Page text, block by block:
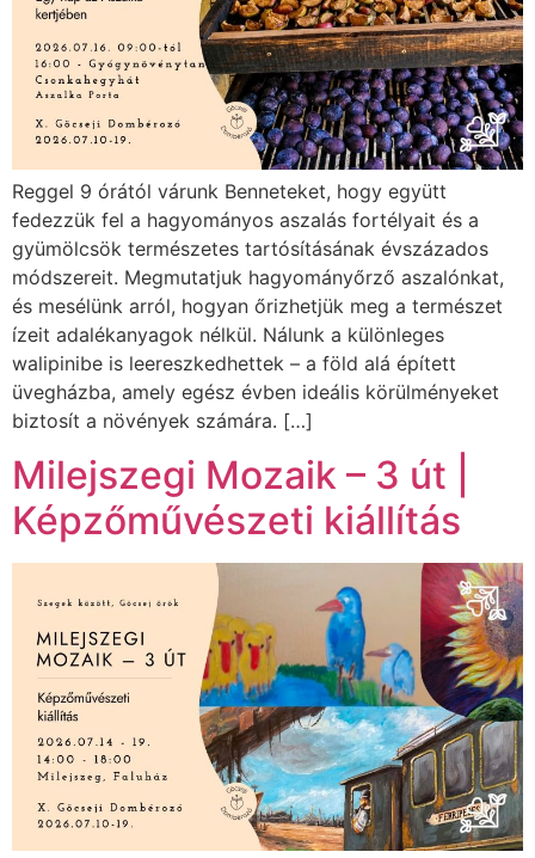
Reggel 9 órától várunk Benneteket, hogy együtt
fedezzük fel a hagyományos aszalás fortélyait és a
gyümölcsök természetes tartósításának évszázados
módszereit. Megmutatjuk hagyományőrző aszalónkat,
és mesélünk arról, hogyan őrizhetjük meg a természet
ízeit adalékanyagok nélkül. Nálunk a különleges
walipinibe is leereszkedhettek – a föld alá épített
üvegházba, amely egész évben ideális körülményeket
biztosít a növények számára. […]
Milejszegi Mozaik – 3 út |
Képzőművészeti kiállítás